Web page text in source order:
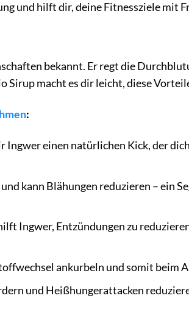
und hilft dir, deine Fitnessziele mit
bekannt. Er regt die
Sirup macht es dir leicht, diese
:
Ingwer einen natürlichen Kick, der
kann Blähungen reduzieren – ein
Ingwer, Entzündungen zu
ankurbeln und somit beim
und Heißhungerattacken